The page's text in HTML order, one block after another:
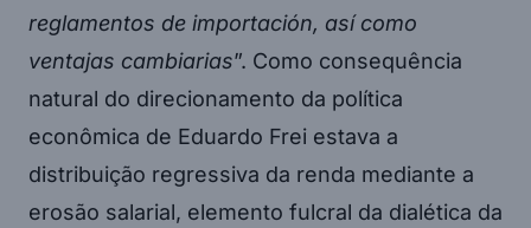
reglamentos de importación, así como
ventajas cambiarias”. Como consequência
natural do direcionamento da política
econômica de Eduardo Frei estava a
distribuição regressiva da renda mediante a
erosão salarial, elemento fulcral da dialética da